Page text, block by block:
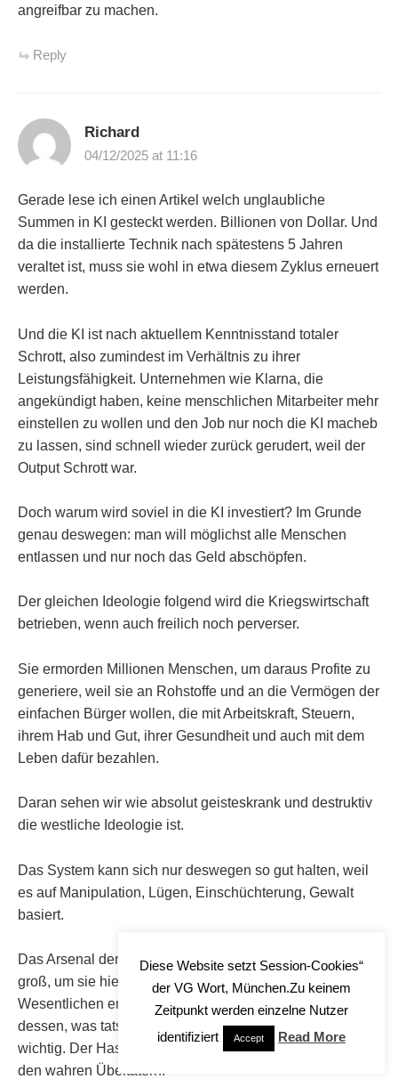
angreifbar zu machen.
Reply
Richard
04/12/2025 at 11:16
Gerade lese ich einen Artikel welch unglaubliche
Summen in KI gesteckt werden. Billionen von Dollar. Und
da die installierte Technik nach spätestens 5 Jahren
veraltet ist, muss sie wohl in etwa diesem Zyklus erneuert
werden.
Und die KI ist nach aktuellem Kenntnisstand totaler
Schrott, also zumindest im Verhältnis zu ihrer
Leistungsfähigkeit. Unternehmen wie Klarna, die
angekündigt haben, keine menschlichen Mitarbeiter mehr
einstellen zu wollen und den Job nur noch die KI macheb
zu lassen, sind schnell wieder zurück gerudert, weil der
Output Schrott war.
Doch warum wird soviel in die KI investiert? Im Grunde
genau deswegen: man will möglichst alle Menschen
entlassen und nur noch das Geld abschöpfen.
Der gleichen Ideologie folgend wird die Kriegswirtschaft
betrieben, wenn auch freilich noch perverser.
Sie ermorden Millionen Menschen, um daraus Profite zu
generiere, weil sie an Rohstoffe und an die Vermögen der
einfachen Bürger wollen, die mit Arbeitskraft, Steuern,
ihrem Hab und Gut, ihrer Gesundheit und auch mit dem
Leben dafür bezahlen.
Daran sehen wir wie absolut geisteskrank und destruktiv
die westliche Ideologie ist.
Das System kann sich nur deswegen so gut halten, weil
es auf Manipulation, Lügen, Einschüchterung, Gewalt
basiert.
Das Arsenal der manipulativen Instrumente ist groß, zu
groß, um sie hier alle aufzuzählen und zu beleuchten. Im
Wesentlichen erzählt man den Menschen das Gegenteil
dessen, was tatsächlich ist. Rassismus ist auch ganz
wichtig. Der Hass auf Andere, dient der Abkenkung von
den wahren Übeltätern.
Diese Website setzt Session-Cookies“
der VG Wort, München.Zu keinem
Zeitpunkt werden einzelne Nutzer
identifiziert
Accept Read More